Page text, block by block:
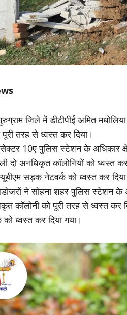
जिले में डीटीपीई अमित
तरह से ध्वस्त कर दिया।
सेक्टर 10ए पुलिस स्टेशन के अधिकार
अनधिकृत कॉलोनियों को ध्वस्त कर
सड़क नेटवर्क को ध्वस्त कर
ने सोहना शहर पुलिस स्टेशन के
कॉलोनी को पूरी तरह से ध्वस्त कर
ध्वस्त कर दिया गया।